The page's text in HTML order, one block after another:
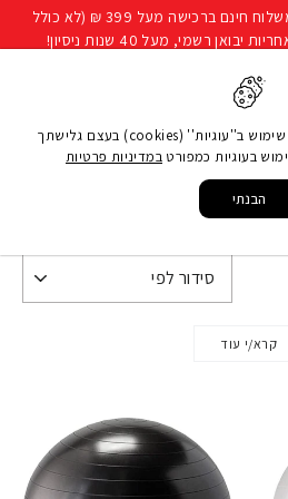
אספקה מהירה לכל הארץ - משלוח חינם ברכישה מעל 399 ₪ (לא כולל
רשמי, מעל 40 שנות ניסיון!
קרא/י עוד
כדי לעבוד על ויניל לא
בעת השימוש באתר אנו עושים שימוש ב''עוגיות'' (cookies) בעצם גלישתך
בעוגיות כמפורט במדיניות פרטיות
הבנתי